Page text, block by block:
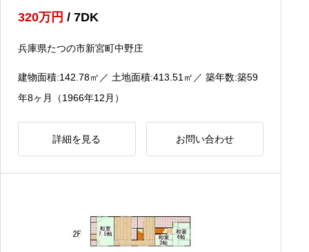
320万円 / 7DK
兵庫県たつの市新宮町中野庄
建物面積:142.78㎡ ／ 土地面積:413.51㎡ ／ 築年数:築59
年8ヶ月（1966年12月）
詳細を見る お問い合わせ